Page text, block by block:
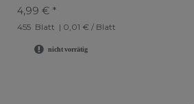
4,99 € *
455 Blatt | 0,01 € / Blatt